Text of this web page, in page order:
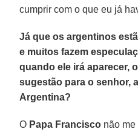
cumprir com o que eu já
Já que os argentinos
e muitos fazem
quando ele irá aparecer,
sugestão para o senhor,
Argentina?
O Papa Francisco não